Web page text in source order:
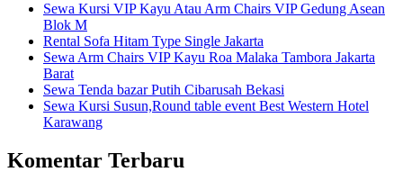
Sewa Kursi VIP Kayu Atau Arm Chairs VIP Gedung Asean
Blok M
Rental Sofa Hitam Type Single Jakarta
Sewa Arm Chairs VIP Kayu Roa Malaka Tambora Jakarta
Barat
Sewa Tenda bazar Putih Cibarusah Bekasi
Sewa Kursi Susun,Round table event Best Western Hotel
Karawang
Komentar Terbaru